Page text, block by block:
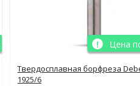
Цена
Твердосплавная борфреза
1925/6